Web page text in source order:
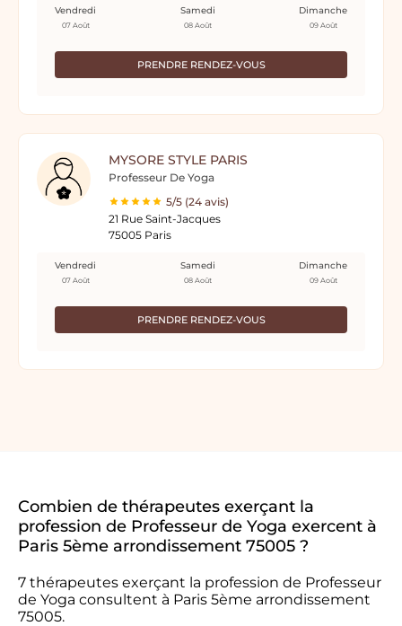
PRENDRE RENDEZ-VOUS
Vendredi
07 Août
Samedi
08 Août
Dimanche
09 Août
MYSORE STYLE PARIS
Professeur De Yoga
5/5 (24 avis)
21 Rue Saint-Jacques
75005 Paris
PRENDRE RENDEZ-VOUS
Vendredi
07 Août
Samedi
08 Août
Dimanche
09 Août
Combien de thérapeutes exerçant la
profession de Professeur de Yoga exercent à
Paris 5ème arrondissement 75005 ?
7 thérapeutes exerçant la profession de Professeur
de Yoga consultent à Paris 5ème arrondissement
75005.